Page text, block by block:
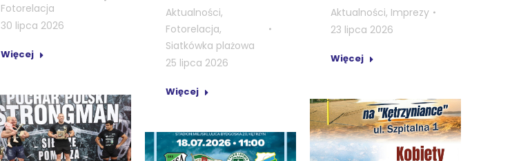
Fotorelacja
30 lipca 2026
Więcej
Aktualności,
Fotorelacja,
Siatkówka plażowa
25 lipca 2026
Więcej
Aktualności, Imprezy
23 lipca 2026
Więcej